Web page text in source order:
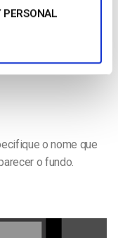
PERSONAL
o nome que
o fundo.